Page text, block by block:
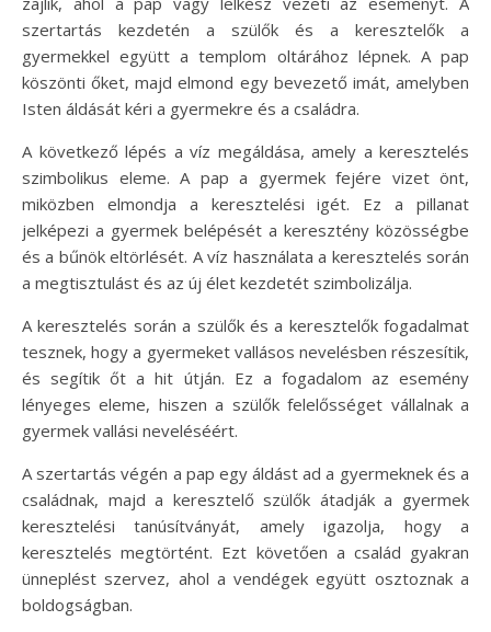
szertartás kezdetén a szülők és a keresztelők a
gyermekkel együtt a templom oltárához lépnek. A pap
köszönti őket, majd elmond egy bevezető imát, amelyben
Isten áldását kéri a gyermekre és a családra.
A következő lépés a víz megáldása, amely a keresztelés
szimbolikus eleme. A pap a gyermek fejére vizet önt,
miközben elmondja a keresztelési igét. Ez a pillanat
jelképezi a gyermek belépését a keresztény közösségbe
és a bűnök eltörlését. A víz használata a keresztelés során
a megtisztulást és az új élet kezdetét szimbolizálja.
A keresztelés során a szülők és a keresztelők fogadalmat
tesznek, hogy a gyermeket vallásos nevelésben részesítik,
és segítik őt a hit útján. Ez a fogadalom az esemény
lényeges eleme, hiszen a szülők felelősséget vállalnak a
gyermek vallási neveléséért.
A szertartás végén a pap egy áldást ad a gyermeknek és a
családnak, majd a keresztelő szülők átadják a gyermek
keresztelési tanúsítványát, amely igazolja, hogy a
keresztelés megtörtént. Ezt követően a család gyakran
ünneplést szervez, ahol a vendégek együtt osztoznak a
boldogságban.